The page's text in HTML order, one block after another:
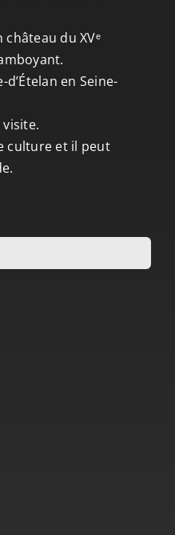
château du XVᵉ
en Seine-
culture et il peut